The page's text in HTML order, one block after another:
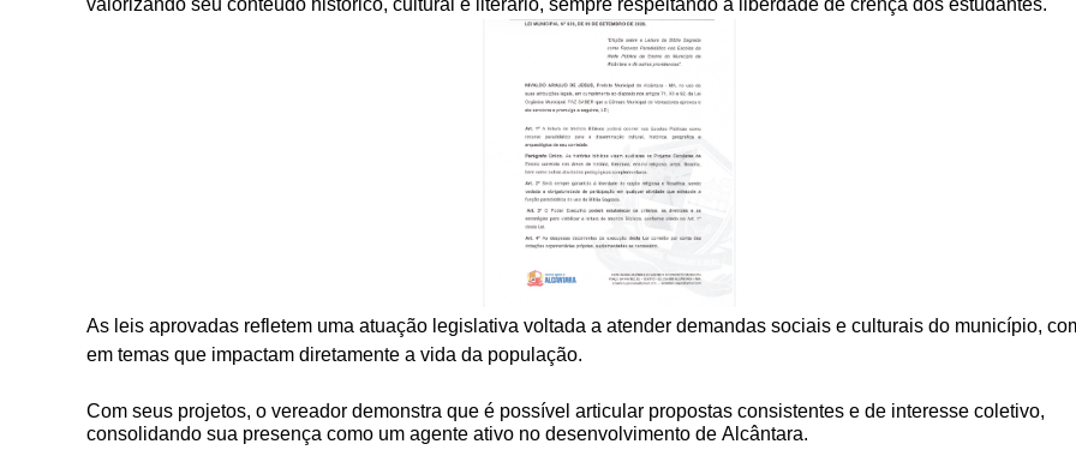
valorizando seu conteúdo histórico, cultural e literário, sempre respeitando a liberdade de crença dos estudantes.
As leis aprovadas refletem uma atuação legislativa voltada a atender demandas sociais e culturais do município,
em temas que impactam diretamente a vida da população.
Com seus projetos, o vereador demonstra que é possível articular propostas consistentes e de interesse coletivo,
consolidando sua presença como um agente ativo no desenvolvimento de Alcântara.